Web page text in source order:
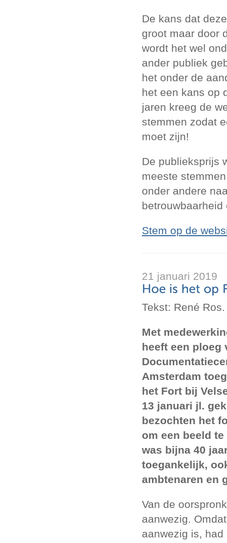
De kans dat
groot maar door
wordt het wel
ander publiek
het onder de
het een kans op
jaren kreeg de
stemmen zodat
moet zijn!
De publieksprijs
meeste
onder andere
Stem op de
21 januari 2019
Tekst: René Ros.
Met
heeft een ploeg
Amsterdam
het Fort bij
13 januari jl.
bezochten het
om een beeld
was bijna 40
toegankelijk,
ambtenaren en
Van de
aanwezig.
aanwezig is,